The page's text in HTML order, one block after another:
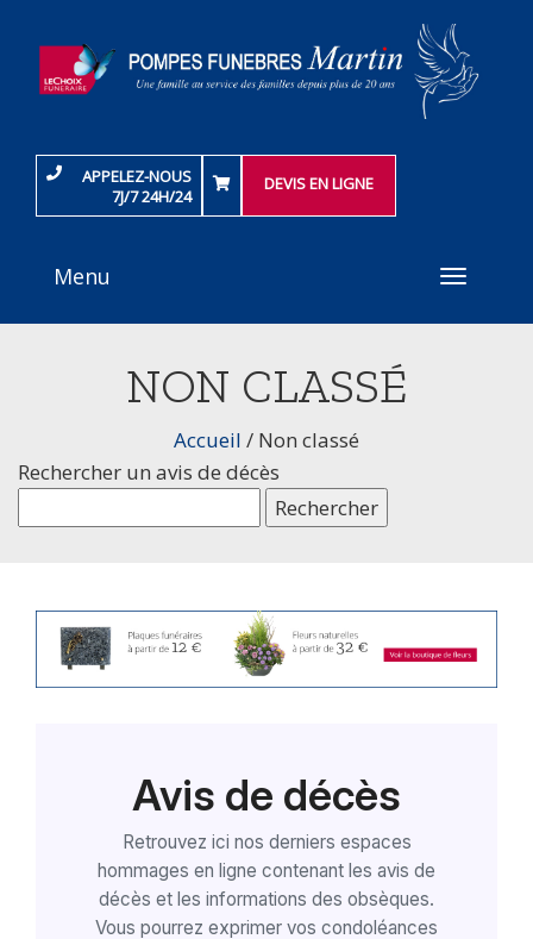
APPELEZ-NOUS
7J/7 24H/24
DEVIS EN LIGNE
Toggle
Menu
NON CLASSÉ
Accueil / Non classé
Rechercher un avis de décès